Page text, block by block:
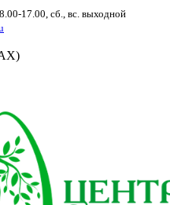
17.00, сб., вс. выходной